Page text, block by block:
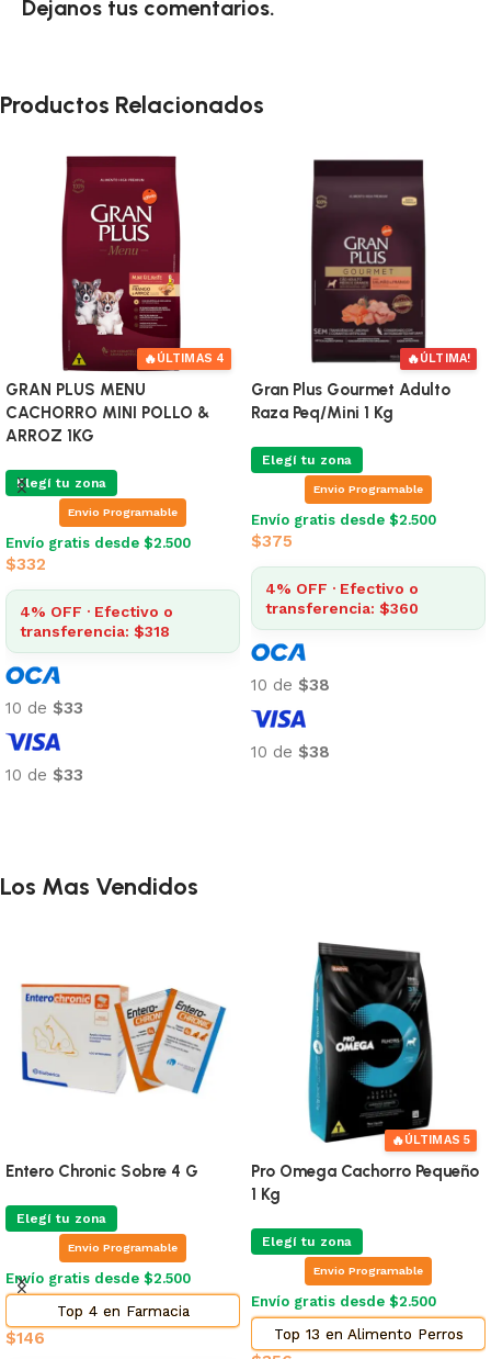
Dejanos tus comentarios.
Productos Relacionados
🔥ÚLTIMAS 4
GRAN PLUS MENU
CACHORRO MINI POLLO &
ARROZ 1KG
Elegí tu zona
Envio Programable
Envío gratis desde $2.500
$332
4% OFF · Efectivo o
transferencia: $318
10 de $33
10 de $33
🔥ÚLTIMA!
Gran Plus Gourmet Adulto
Raza Peq/Mini 1 Kg
Elegí tu zona
Envio Programable
Envío gratis desde $2.500
$375
4% OFF · Efectivo o
transferencia: $360
10 de $38
10 de $38
Los Mas Vendidos
Entero Chronic Sobre 4 G
Elegí tu zona
Envio Programable
Envío gratis desde $2.500
Top 4 en Farmacia
$146
🔥ÚLTIMAS 5
Pro Omega Cachorro Pequeño
1 Kg
Elegí tu zona
Envio Programable
Envío gratis desde $2.500
Top 13 en Alimento Perros